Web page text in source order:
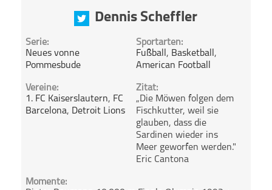
Dennis Scheffler
Serie:
Neues vonne
Pommesbude
Sportarten:
Fußball , Basketball ,
American Football
Vereine:
1. FC Kaiserslautern, FC
Barcelona, Detroit Lions
Zitat:
„Die Möwen folgen dem
Fischkutter, weil sie
glauben, dass die
Sardinen wieder ins
Meer geworfen werden."
Eric Cantona
Momente: